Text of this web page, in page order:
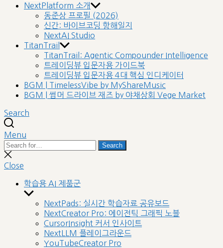
NextPlatform 소개
동준상 프로필 (2026)
신간: 바이브코딩 항해일지
NextAI Studio
TitanTrail
TitanTrail: Agentic Compounder Intelligence
트레이딩뷰 입문자용 가이드북
트레이딩뷰 입문자용 4대 핵심 인디케이터
BGM | TimelessVibe by MyShareMusic
BGM | 썸머 드라이브 재즈 by 야채상회 Vege Market
Search
Menu
Search
for:
Search
Close
search
Close
학습용 AI 제품군
Show
sub
menu
NextPads: 실시간 학습자료 공유보드
NextCreator Pro: 에이전틱 그래픽 노블
CursorInsight 커서 인사이트
NextLLM 플레이그라운드
YouTubeCreator Pro